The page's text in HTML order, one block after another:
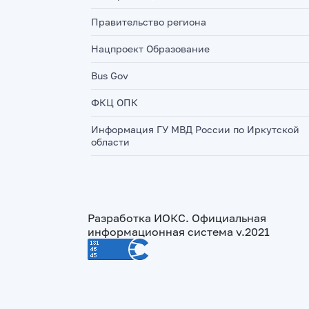
Правительство региона
Нацпроект Образование
Bus Gov
ФКЦ ОПК
Информация ГУ МВД России по Иркутской
области
Разработка ИОКС. Официальная
информационная система v.2021